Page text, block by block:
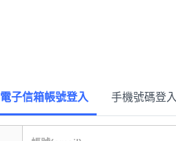
電子信箱帳號登入 手機號碼登入